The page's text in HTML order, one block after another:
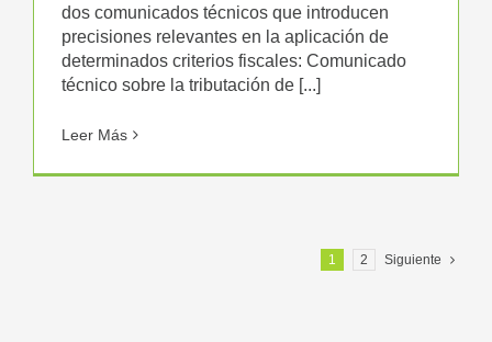
dos comunicados técnicos que introducen
precisiones relevantes en la aplicación de
determinados criterios fiscales: Comunicado
técnico sobre la tributación de [...]
Leer Más
1 2 Siguiente